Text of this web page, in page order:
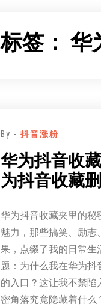
标签：华
By -抖音涨粉
华为抖音收
为抖音收藏
华为抖音收藏夹里的秘
魅力，那些搞笑、励志
果，点缀了我的日常生
题：为什么我在华为抖
的入口？这让我不禁陷
密角落究竟隐藏着什么